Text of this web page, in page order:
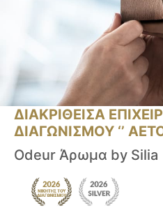
ΔΙΑΚΡΙΘΕΙΣΑ
ΔΙΑΓΩΝΙΣΜΟΥ ‘’
Odeur Άρωμα by Silia